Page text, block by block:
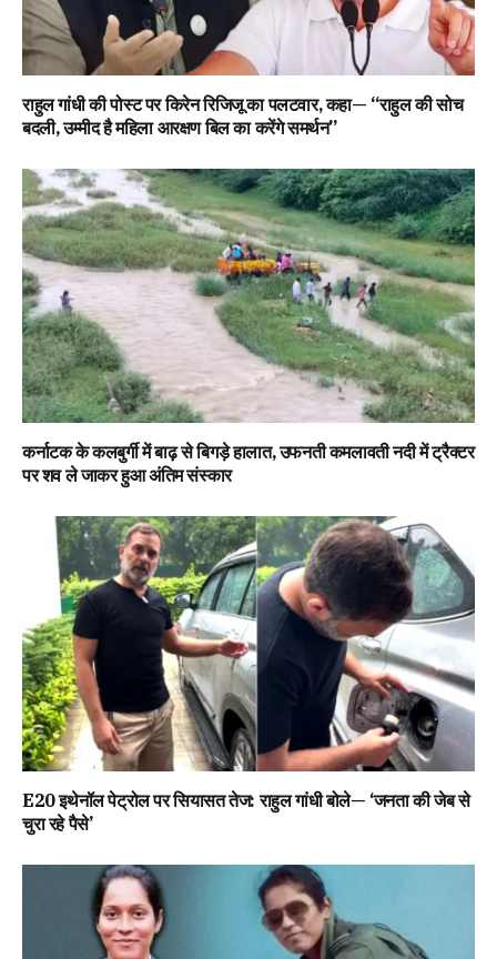
राहुल गांधी की पोस्ट पर किरेन रिजिजू का पलटवार, कहा— “राहुल की सोच
बदली, उम्मीद है महिला आरक्षण बिल का करेंगे समर्थन”
कर्नाटक के कलबुर्गी में बाढ़ से बिगड़े हालात, उफनती कमलावती नदी में ट्रैक्टर
पर शव ले जाकर हुआ अंतिम संस्कार
E20 इथेनॉल पेट्रोल पर सियासत तेज: राहुल गांधी बोले— ‘जनता की जेब से
चुरा रहे पैसे’